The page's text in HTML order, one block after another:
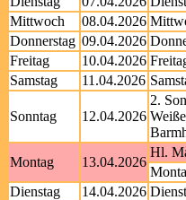
Mittwoch
08.04.2026
Donnerstag 09.04.2026
Freitag
10.04.2026
Samstag
11.04.2026
Sonntag 12.04.2026
2.
Montag
13.04.2026
Hl.
Dienstag
14.04.2026